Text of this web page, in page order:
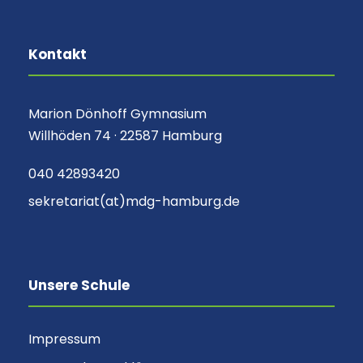
Kontakt
Marion Dönhoff Gymnasium
Willhöden 74 · 22587 Hamburg
040 42893420
sekretariat(at)mdg-hamburg.de
Unsere Schule
Impressum